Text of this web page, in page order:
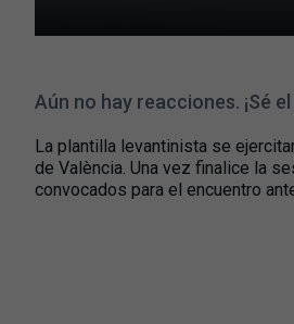
Aún no hay reacciones. ¡Sé
La plantilla levantinista se
de València. Una vez finalice la
convocados para el encuentro